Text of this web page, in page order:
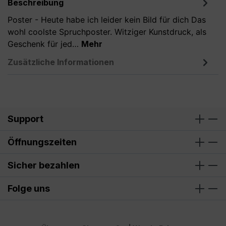
Beschreibung
Poster - Heute habe ich leider kein Bild für dich Das
wohl coolste Spruchposter. Witziger Kunstdruck, als
Geschenk für jed… Mehr
Zusätzliche Informationen
Support
Öffnungszeiten
Sicher bezahlen
Folge uns